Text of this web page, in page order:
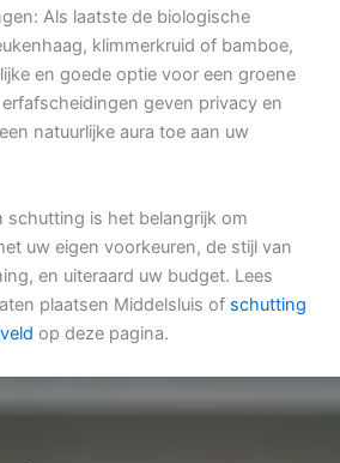
Als laatste de biologische
klimmerkruid of bamboe,
en goede optie voor een groene
geven privacy en
natuurlijke aura toe aan uw
schutting is het belangrijk om
uw eigen voorkeuren, de stijl van
en uiteraard uw budget. Lees
plaatsen Middelsluis of schutting
op deze pagina.